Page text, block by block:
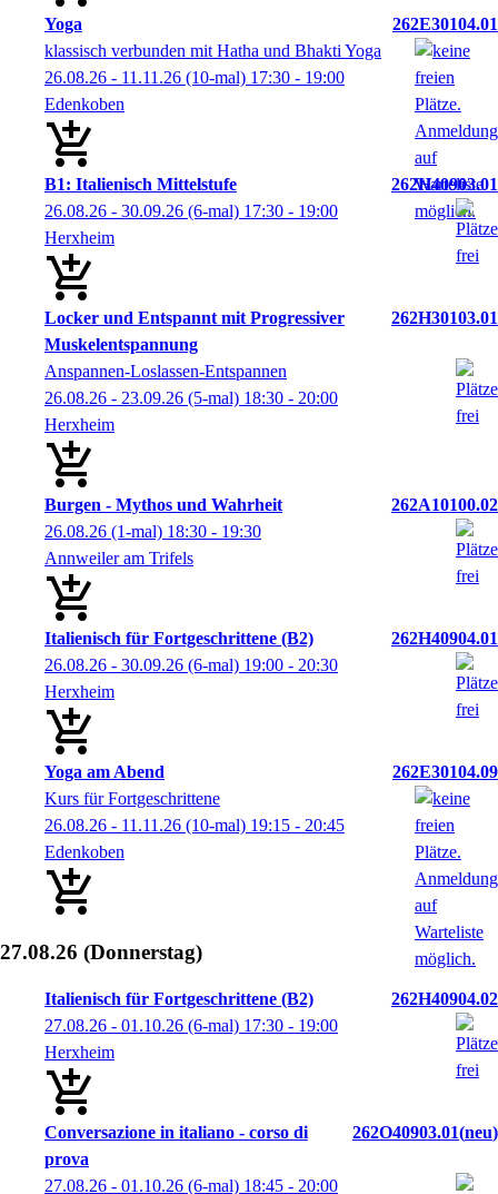
Yoga
262E30104.01
klassisch verbunden mit Hatha und Bhakti Yoga
26.08.26 - 11.11.26 (10-mal) 17:30 - 19:00
Edenkoben
B1: Italienisch Mittelstufe
262H40903.01
26.08.26 - 30.09.26 (6-mal) 17:30 - 19:00
Herxheim
Locker und Entspannt mit Progressiver
Muskelentspannung
262H30103.01
Anspannen-Loslassen-Entspannen
26.08.26 - 23.09.26 (5-mal) 18:30 - 20:00
Herxheim
Burgen - Mythos und Wahrheit
262A10100.02
26.08.26 (1-mal) 18:30 - 19:30
Annweiler am Trifels
Italienisch für Fortgeschrittene (B2)
262H40904.01
26.08.26 - 30.09.26 (6-mal) 19:00 - 20:30
Herxheim
Yoga am Abend
262E30104.09
Kurs für Fortgeschrittene
26.08.26 - 11.11.26 (10-mal) 19:15 - 20:45
Edenkoben
27.08.26 (Donnerstag)
Italienisch für Fortgeschrittene (B2)
262H40904.02
27.08.26 - 01.10.26 (6-mal) 17:30 - 19:00
Herxheim
Conversazione in italiano - corso di
prova
262O40903.01 neu
27.08.26 - 01.10.26 (6-mal) 18:45 - 20:00